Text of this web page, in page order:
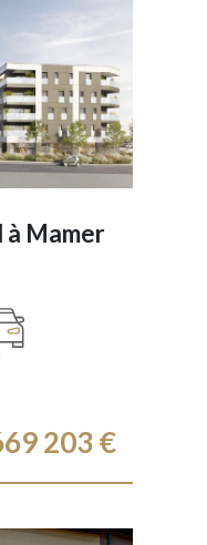
à Mamer
203 €